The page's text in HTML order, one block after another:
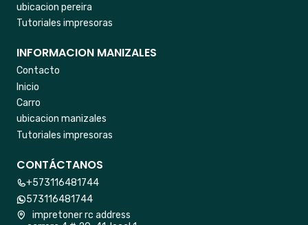
ubicacion pereira
Tutoriales impresoras
INFORMACION MANIZALES
Contacto
Inicio
Carro
ubicacion manizales
Tutoriales impresoras
CONTÁCTANOS
+573116481744
573116481744
impretoner rc address